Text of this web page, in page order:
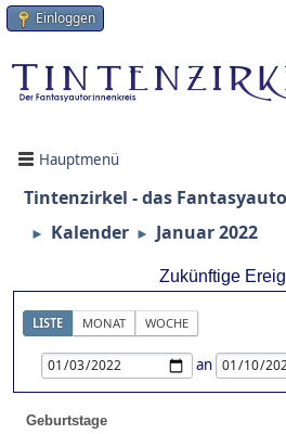
Einloggen
Hauptmenü
Tintenzirkel - das
► Kalender ► Januar 2022
Zukünftige
LISTE MONAT WOCHE
an
Geburtstage